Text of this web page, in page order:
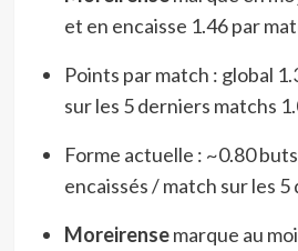
et en encaisse 1.46 par
Points par match : global
sur les 5 derniers matchs
Forme actuelle : ~0.80
encaissés / match sur les 5
Moreirensemarque au